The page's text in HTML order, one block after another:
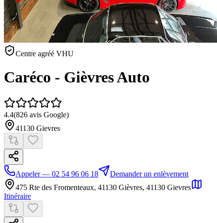
Centre agréé VHU
Caréco - Gièvres Auto
4.4(826 avis Google)
41130 Gievres
Appeler — 02 54 96 06 18
Demander un enlèvement
475 Rte des Fromenteaux, 41130 Gièvres, 41130 Gievres
Itinéraire